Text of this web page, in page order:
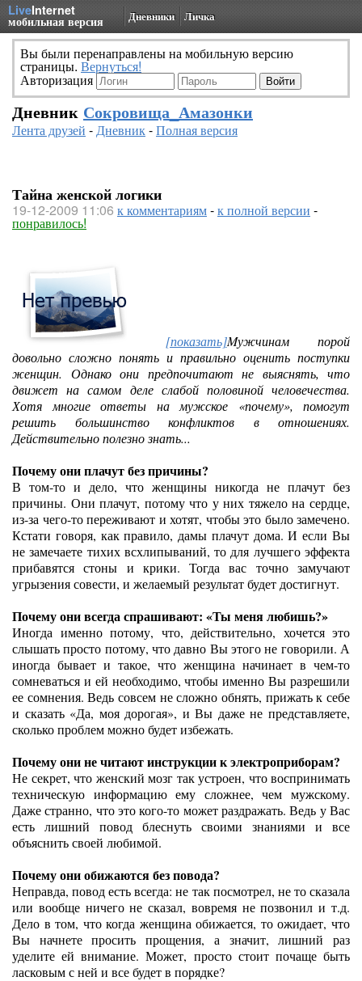
LiveInternet
мобильная версия Дневники Личка
Вы были перенаправлены на мобильную версию
страницы. Вернуться!
Авторизация
Дневник Сокровища_Амазонки
Лента друзей -Дневник-Полная версия
Тайна женской логики
19-12-2009 11:06 к комментариям-к полной версии -
понравилось!
[показать]Mужчинам порой
довольно сложно понять и правильно оценить поступки
женщин. Однако они предпочитают не выяснять, что
движет на самом деле слабой половиной человечества.
Хотя многие ответы на мужское «почему», помогут
решить большинство конфликтов в отношениях.
Действительно полезно знать...
Почему они плачут без причины?
В том-то и дело, что женщины никогда не плачут без
причины. Они плачут, потому что у них тяжело на сердце,
из-за чего-то переживают и хотят, чтобы это было замечено.
Кстати говоря, как правило, дамы плачут дома. И если Вы
не замечаете тихих всхлипываний, то для лучшего эффекта
прибавятся стоны и крики. Тогда вас точно замучают
угрызения совести, и желаемый результат будет достигнут.
Почему они всегда спрашивают: «Ты меня любишь?»
Иногда именно потому, что, действительно, хочется это
слышать просто потому, что давно Вы этого не говорили. А
иногда бывает и такое, что женщина начинает в чем-то
сомневаться и ей необходимо, чтобы именно Вы разрешили
ее сомнения. Ведь совсем не сложно обнять, прижать к себе
и сказать «Да, моя дорогая», и Вы даже не представляете,
сколько проблем можно будет избежать.
Почему они не читают инструкции к электроприборам?
Не секрет, что женский мозг так устроен, что воспринимать
техническую информацию ему сложнее, чем мужскому.
Даже странно, что это кого-то может раздражать. Ведь у Вас
есть лишний повод блеснуть своими знаниями и все
объяснить своей любимой.
Почему они обижаются без повода?
Неправда, повод есть всегда: не так посмотрел, не то сказала
или вообще ничего не сказал, вовремя не позвонил и т.д.
Дело в том, что когда женщина обижается, то ожидает, что
Вы начнете просить прощения, а значит, лишний раз
уделите ей внимание. Может, просто стоит почаще быть
ласковым с ней и все будет в порядке?